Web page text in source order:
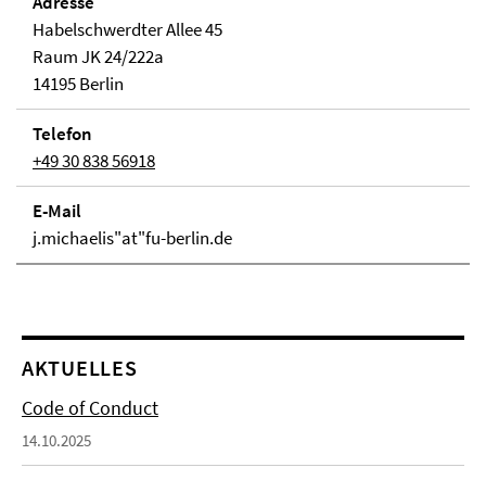
Habelschwerdter Allee 45
Raum JK 24/222a
14195 Berlin
Telefon
+49 30 838 56918
E-Mail
j.michaelis"at"fu-berlin.de
AKTUELLES
Code of Conduct
14.10.2025